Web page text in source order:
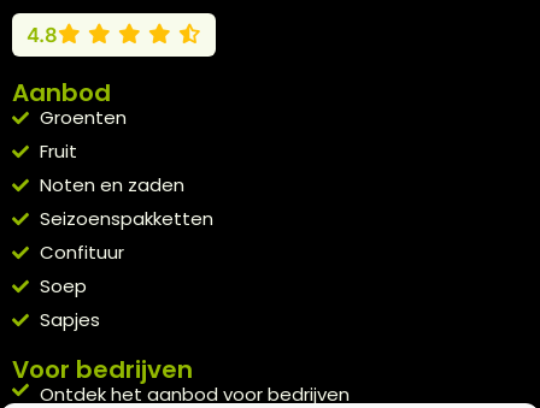
4.8
Aanbod
Groenten
Fruit
Noten en zaden
Seizoenspakketten
Confituur
Soep
Sapjes
Voor bedrijven
Ontdek het aanbod voor bedrijven